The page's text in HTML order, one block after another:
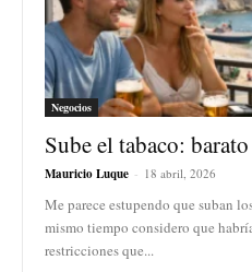
Negocios
Sube el tabaco:
Mauricio Luque - 18 abril, 2026
Me parece estupendo que suban
mismo tiempo considero que
restricciones que...